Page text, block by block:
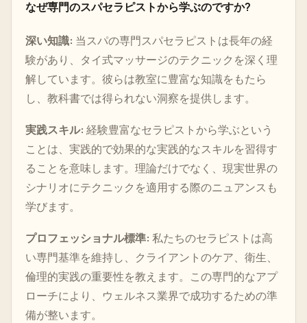
なぜ専門のスパセラピストから学ぶのですか?
深い知識: 当スパの専門スパセラピストは長年の経
験があり、タイ式マッサージのテクニックを深く理
解しています。彼らは教室に豊富な知識をもたら
し、教科書では得られない洞察を提供します。
実践スキル: 経験豊富なセラピストから学ぶという
ことは、実践的で効果的な実践的なスキルを習得す
ることを意味します。理論だけでなく、現実世界の
シナリオにテクニックを適用する際のニュアンスも
学びます。
プロフェッショナル標準: 私たちのセラピストは高
い専門基準を維持し、クライアントのケア、衛生、
倫理的実践の重要性を教えます。この専門的なアプ
ローチにより、ウェルネス業界で成功するための準
備が整います。